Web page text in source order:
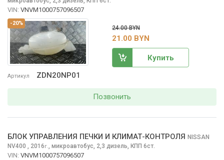
-20%
Артикул ZDN20NP01
VIN: VNVM1000757096507
24.00 BYN
21.00 BYN
Купить
Позвонить
БЛОК УПРАВЛЕНИЯ ПЕЧКИ И КЛИМАТ-КОНТРОЛЯ NISSAN
NV400
, 2016г. микроавтобус, 2,3 дизель, КПП 6ст.
VIN: VNVM1000757096507